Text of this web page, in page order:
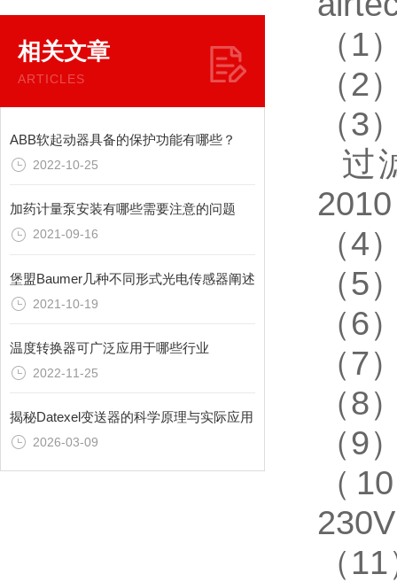
相关文章
ARTICLES
ABB软起动器具备的保护功能有哪些？
2022-10-25
加药计量泵安装有哪些需要注意的问题
2021-09-16
堡盟Baumer几种不同形式光电传感器阐述
2021-10-19
温度转换器可广泛应用于哪些行业
2022-11-25
揭秘Datexel变送器的科学原理与实际应用
2026-03-09
（1
（2
（3
过
（4
（5
（6
（7
（8
（9
（
（